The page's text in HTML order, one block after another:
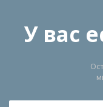
У вас